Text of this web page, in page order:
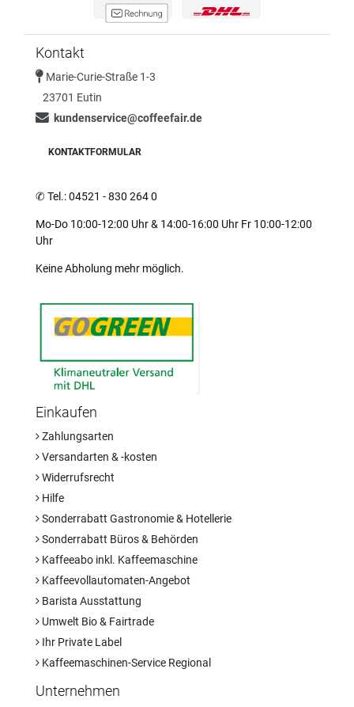
Kontakt
Marie-Curie-Straße 1-3
23701 Eutin
kundenservice@coffeefair.de
KONTAKTFORMULAR
✆Tel.: 04521 - 830 264 0
Mo-Do 10:00-12:00 Uhr & 14:00-16:00 Uhr Fr 10:00-12:00
Uhr
Keine Abholung mehr möglich.
Einkaufen
Zahlungsarten
Versandarten & -kosten
Widerrufsrecht
Hilfe
Sonderrabatt Gastronomie & Hotellerie
Sonderrabatt Büros & Behörden
Kaffeeabo inkl. Kaffeemaschine
Kaffeevollautomaten-Angebot
Barista Ausstattung
Umwelt Bio & Fairtrade
Ihr Private Label
Kaffeemaschinen-Service Regional
Unternehmen